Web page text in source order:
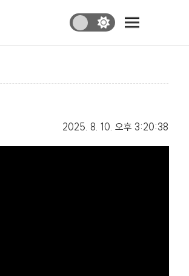
2025. 8. 10. 오후 3:20:38